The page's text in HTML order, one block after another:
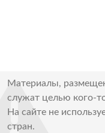
Материалы,
служат целью кого-
На сайте не
стран.